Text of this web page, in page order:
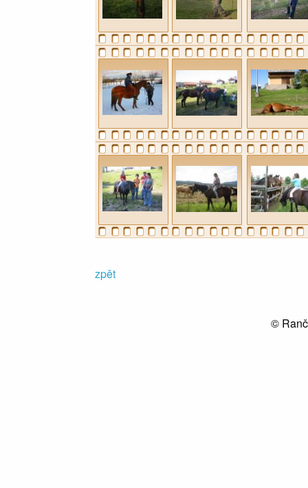
zpět
©